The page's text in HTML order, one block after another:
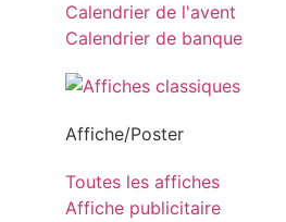
Calendrier de l'avent
Calendrier de banque
Affiche/Poster
Toutes les affiches
Affiche publicitaire